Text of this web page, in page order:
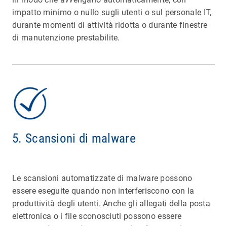
impatto minimo o nullo sugli utenti o sul personale IT,
durante momenti di attività ridotta o durante finestre
di manutenzione prestabilite.
5. Scansioni di malware
Le scansioni automatizzate di malware possono
essere eseguite quando non interferiscono con la
produttività degli utenti. Anche gli allegati della posta
elettronica o i file sconosciuti possono essere